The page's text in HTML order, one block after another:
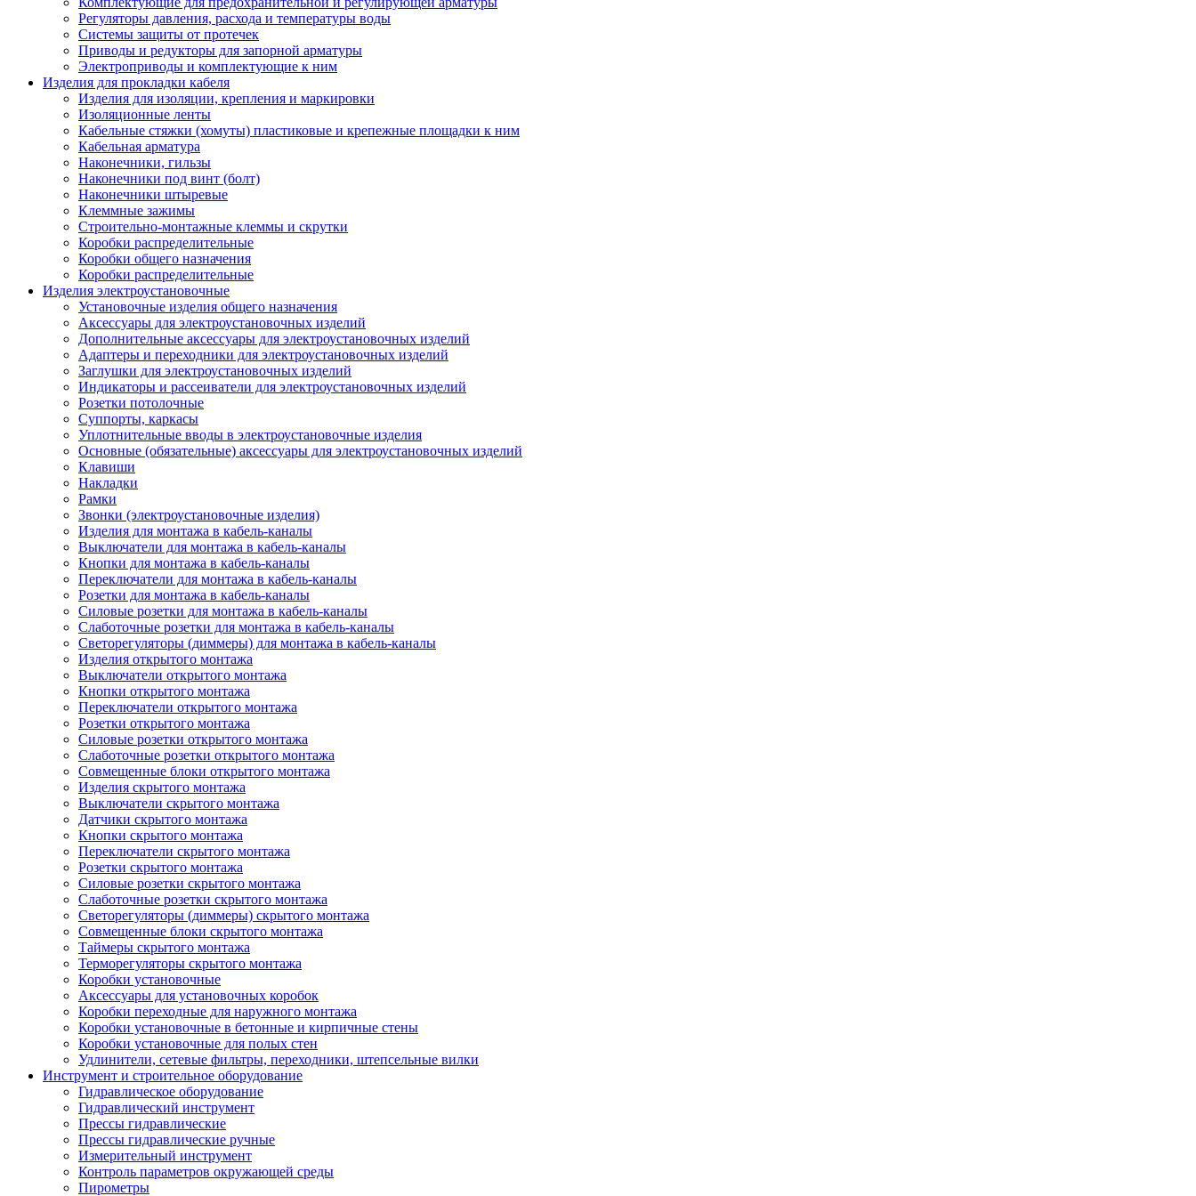
Регуляторы давления, расхода и температуры воды
Системы защиты от протечек
Приводы и редукторы для запорной арматуры
Электроприводы и комплектующие к ним
Изделия для прокладки кабеля
Изделия для изоляции, крепления и маркировки
Изоляционные ленты
Кабельные стяжки (хомуты) пластиковые и крепежные площадки к ним
Кабельная арматура
Наконечники, гильзы
Наконечники под винт (болт)
Наконечники штыревые
Клеммные зажимы
Строительно-монтажные клеммы и скрутки
Коробки распределительные
Коробки общего назначения
Коробки распределительные
Изделия электроустановочные
Установочные изделия общего назначения
Аксессуары для электроустановочных изделий
Дополнительные аксессуары для электроустановочных изделий
Адаптеры и переходники для электроустановочных изделий
Заглушки для электроустановочных изделий
Индикаторы и рассеиватели для электроустановочных изделий
Розетки потолочные
Суппорты, каркасы
Уплотнительные вводы в электроустановочные изделия
Основные (обязательные) аксессуары для электроустановочных изделий
Клавиши
Накладки
Рамки
Звонки (электроустановочные изделия)
Изделия для монтажа в кабель-каналы
Выключатели для монтажа в кабель-каналы
Кнопки для монтажа в кабель-каналы
Переключатели для монтажа в кабель-каналы
Розетки для монтажа в кабель-каналы
Силовые розетки для монтажа в кабель-каналы
Слаботочные розетки для монтажа в кабель-каналы
Светорегуляторы (диммеры) для монтажа в кабель-каналы
Изделия открытого монтажа
Выключатели открытого монтажа
Кнопки открытого монтажа
Переключатели открытого монтажа
Розетки открытого монтажа
Силовые розетки открытого монтажа
Слаботочные розетки открытого монтажа
Совмещенные блоки открытого монтажа
Изделия скрытого монтажа
Выключатели скрытого монтажа
Датчики скрытого монтажа
Кнопки скрытого монтажа
Переключатели скрытого монтажа
Розетки скрытого монтажа
Силовые розетки скрытого монтажа
Слаботочные розетки скрытого монтажа
Светорегуляторы (диммеры) скрытого монтажа
Совмещенные блоки скрытого монтажа
Таймеры скрытого монтажа
Терморегуляторы скрытого монтажа
Коробки установочные
Аксессуары для установочных коробок
Коробки переходные для наружного монтажа
Коробки установочные в бетонные и кирпичные стены
Коробки установочные для полых стен
Удлинители, сетевые фильтры, переходники, штепсельные вилки
Инструмент и строительное оборудование
Гидравлическое оборудование
Гидравлический инструмент
Прессы гидравлические
Прессы гидравлические ручные
Измерительный инструмент
Контроль параметров окружающей среды
Пирометры